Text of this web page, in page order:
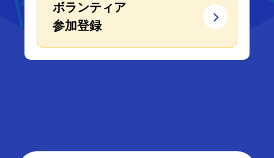
ボランティア
参加登録